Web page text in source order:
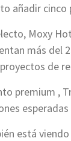
añadir cinco
Moxy
más del
de
premium ,
está